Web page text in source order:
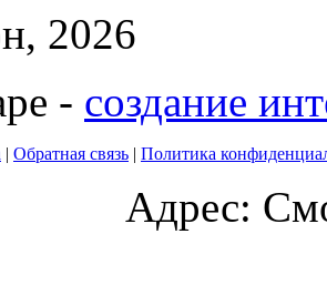
2026
- создание
| Обратная связь | Политика
Адрес: